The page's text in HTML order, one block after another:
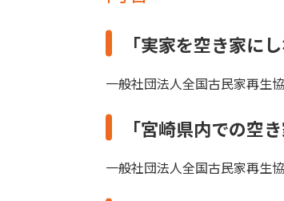
「実家を空き家に
一般社団法人全国古民家再
「宮崎県内での空
一般社団法人全国古民家再